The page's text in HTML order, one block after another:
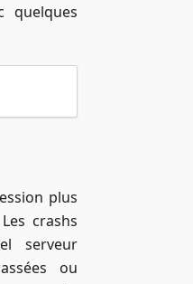
quelques
plus
crashs
serveur
ou